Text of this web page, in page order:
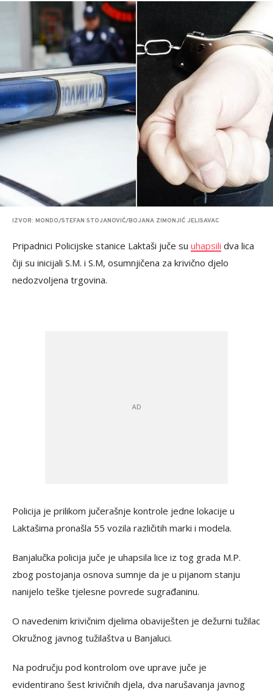
IZVOR: MONDO/STEFAN STOJANOVIĆ/BOJANA ZIMONJIĆ JELISAVAC
Pripadnici Policijske stanice Laktaši juče su uhapsili dva lica
čiji su inicijali S.M. i S.M, osumnjičena za krivično djelo
nedozvoljena trgovina.
Policija je prilikom jučerašnje kontrole jedne lokacije u
Laktašima pronašla 55 vozila različitih marki i modela.
Banjalučka policija juče je uhapsila lice iz tog grada M.P.
zbog postojanja osnova sumnje da je u pijanom stanju
nanijelo teške tjelesne povrede sugrađaninu.
O navedenim krivičnim djelima obaviješten je dežurni tužilac
Okružnog javnog tužilaštva u Banjaluci.
Na području pod kontrolom ove uprave juče je
evidentirano šest krivičnih djela, dva narušavanja javnog